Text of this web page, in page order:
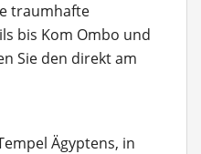
traumhafte
bis Kom Ombo und
Sie den direkt am
Ägyptens, in